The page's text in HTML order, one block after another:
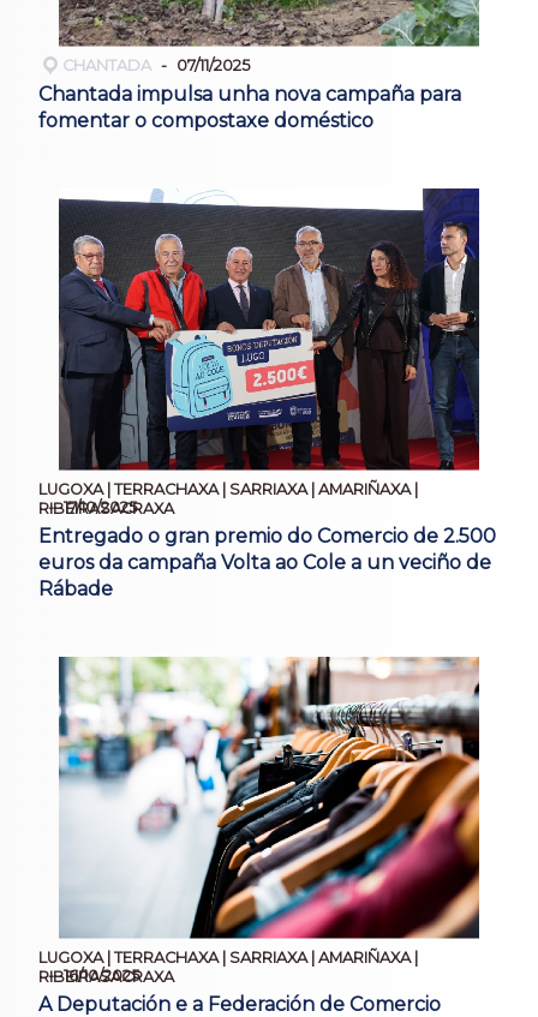
CHANTADA 07/11/2025
Chantada impulsa unha nova campaña para
fomentar o compostaxe doméstico
LUGOXA | TERRACHAXA | SARRIAXA | AMARIÑAXA |
RIBEIRASACRAXA
17/10/2025
Entregado o gran premio do Comercio de 2.500
euros da campaña Volta ao Cole a un veciño de
Rábade
LUGOXA | TERRACHAXA | SARRIAXA | AMARIÑAXA |
RIBEIRASACRAXA
16/10/2025
A Deputación e a Federación de Comercio